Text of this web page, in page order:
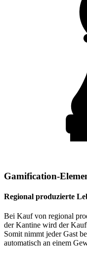
Gamification-
Regional produzierte
Bei Kauf von regional
der Kantine wird der
Somit nimmt jeder Gast
automatisch an einem